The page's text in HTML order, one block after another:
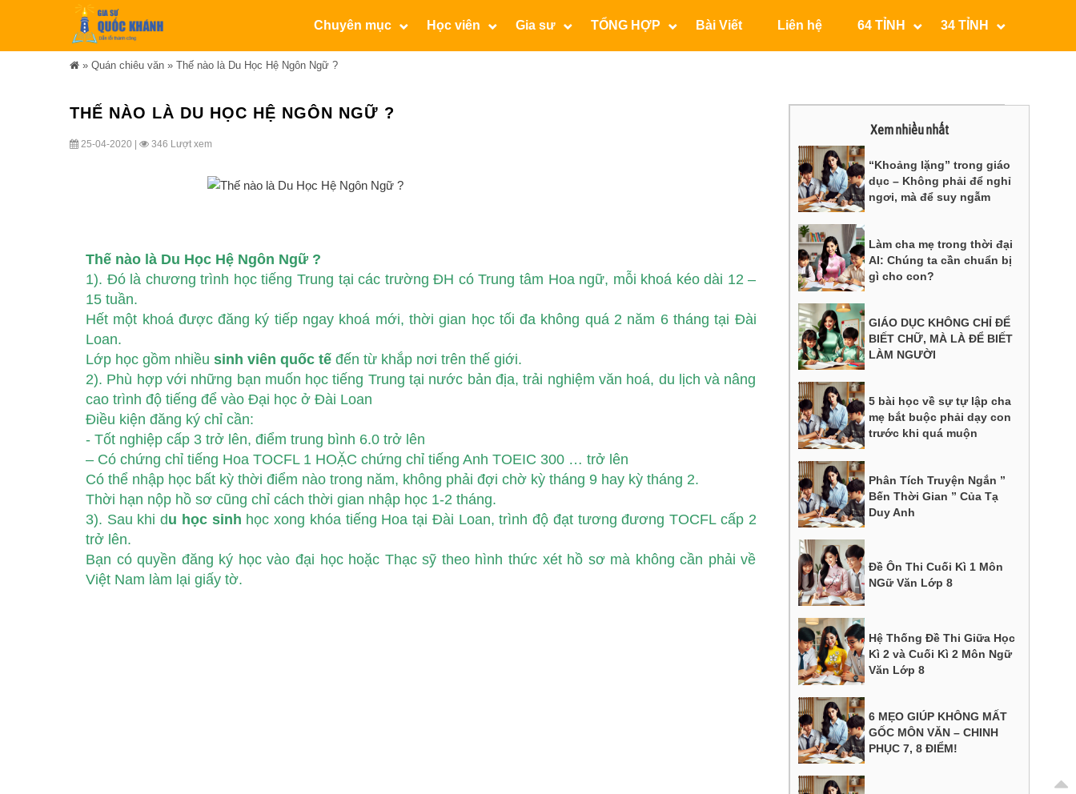
Chuyên mục Học viên Gia sư TỔNG HỢP Bài Viết Liên hệ 64 TỈNH 34 TỈNH
» Quán chiêu văn » Thế nào là Du Học Hệ Ngôn Ngữ ?
THẾ NÀO LÀ DU HỌC HỆ NGÔN NGỮ ?
25-04-2020 | 346 Lượt xem
Thế nào là Du Học Hệ Ngôn Ngữ ?
1). Đó là chương trình học tiếng Trung tại các trường ĐH có Trung tâm Hoa ngữ, mỗi khoá kéo dài 12 –
15 tuần.
Hết một khoá được đăng ký tiếp ngay khoá mới, thời gian học tối đa không quá 2 năm 6 tháng tại Đài
Loan.
Lớp học gồm nhiều sinh viên quốc tế đến từ khắp nơi trên thế giới.
2). Phù hợp với những bạn muốn học tiếng Trung tại nước bản địa, trải nghiệm văn hoá, du lịch và nâng
cao trình độ tiếng để vào Đại học ở Đài Loan
Điều kiện đăng ký chỉ cần:
-️ Tốt nghiệp cấp 3 trở lên, điểm trung bình 6.0 trở lên
– Có chứng chỉ tiếng Hoa TOCFL 1 HOẶC chứng chỉ tiếng Anh TOEIC 300 … trở lên
Có thể nhập học bất kỳ thời điểm nào trong năm, không phải đợi chờ kỳ tháng 9 hay kỳ tháng 2.
Thời hạn nộp hồ sơ cũng chỉ cách thời gian nhập học 1-2 tháng.
3). Sau khi du học sinh học xong khóa tiếng Hoa tại Đài Loan, trình độ đạt tương đương TOCFL cấp 2
trở lên.
Bạn có quyền đăng ký học vào đại học hoặc Thạc sỹ theo hình thức xét hồ sơ mà không cần phải về
Việt Nam làm lại giấy tờ.
Xem nhiều nhất
“Khoảng lặng” trong giáo
dục – Không phải để nghỉ
ngơi, mà để suy ngẫm
Làm cha mẹ trong thời đại
AI: Chúng ta cần chuẩn bị
gì cho con?
GIÁO DỤC KHÔNG CHỈ ĐỂ
BIẾT CHỮ, MÀ LÀ ĐỂ BIẾT
LÀM NGƯỜI
5 bài học về sự tự lập cha
mẹ bắt buộc phải dạy con
trước khi quá muộn
Phân Tích Truyện Ngắn ”
Bến Thời Gian ” Của Tạ
Duy Anh
Đề Ôn Thi Cuối Kì 1 Môn
NGữ Văn Lớp 8
Hệ Thống Đề Thi Giữa Học
Kì 2 và Cuối Kì 2 Môn Ngữ
Văn Lớp 8
6 MẸO GIÚP KHÔNG MẤT
GỐC MÔN VĂN – CHINH
PHỤC 7, 8 ĐIỂM!